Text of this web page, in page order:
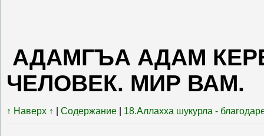
АДАМГЪА АДАМ
ЧЕЛОВЕК. МИР ВАМ.
↑ Наверх ↑ Содержание 18.Аллахха шукурла -